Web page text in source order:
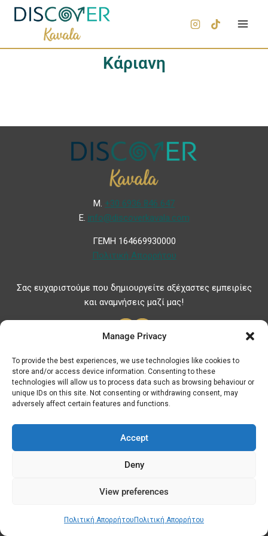
Manage Privacy
To provide the best experiences, we use technologies like cookies to
store and/or access device information. Consenting to these
technologies will allow us to process data such as browsing behaviour or
unique IDs on this site. Not consenting or withdrawing consent, may
adversely affect certain features and functions.
Accept
Deny
View preferences
Πολιτική Απορρήτου Πολιτική Απορρήτου
Κάριανη
Μ. +30 6936 846 647
Ε. info@discoverkavala.com
ΓΕΜΗ 164669930000
Πολιτική Απορρήτου
Σας ευχαριστούμε που δημιουργείτε αξέχαστες εμπειρίες
και αναμνήσεις μαζί μας!
Χρήσιμες Πληροφορίες
Χρήσιμα Τηλέφωνα
Νοσοκομεία
Τιμές Καυσίμων
ΑΤΜ - Τράπεζες
Elegance